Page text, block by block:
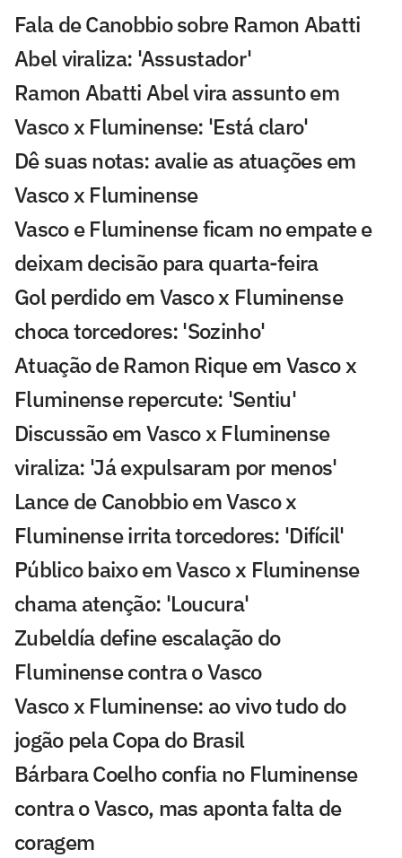
Fala de Canobbio sobre Ramon Abatti
Abel viraliza: 'Assustador'
Ramon Abatti Abel vira assunto em
Vasco x Fluminense: 'Está claro'
Dê suas notas: avalie as atuações em
Vasco x Fluminense
Vasco e Fluminense ficam no empate e
deixam decisão para quarta-feira
Gol perdido em Vasco x Fluminense
choca torcedores: 'Sozinho'
Atuação de Ramon Rique em Vasco x
Fluminense repercute: 'Sentiu'
Discussão em Vasco x Fluminense
viraliza: 'Já expulsaram por menos'
Lance de Canobbio em Vasco x
Fluminense irrita torcedores: 'Difícil'
Público baixo em Vasco x Fluminense
chama atenção: 'Loucura'
Zubeldía define escalação do
Fluminense contra o Vasco
Vasco x Fluminense: ao vivo tudo do
jogão pela Copa do Brasil
Bárbara Coelho confia no Fluminense
contra o Vasco, mas aponta falta de
coragem